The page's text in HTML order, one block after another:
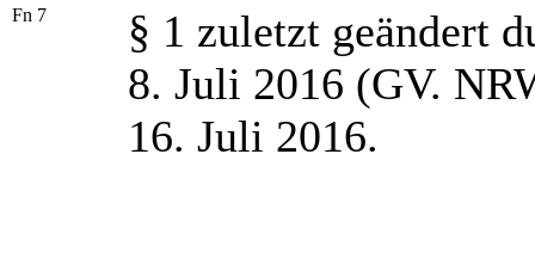
Fn 7
§ 1 zuletzt geändert
8. Juli 2016 (GV.
16. Juli 2016.